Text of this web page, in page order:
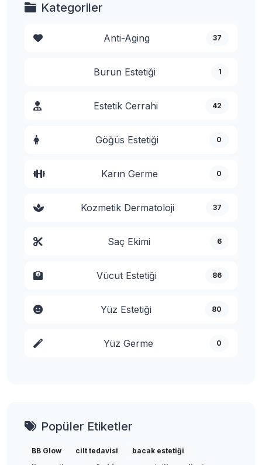
Kategoriler
Anti-Aging 37
Burun Estetiği 1
Estetik Cerrahi 42
Göğüs Estetiği 0
Karın Germe 0
Kozmetik Dermatoloji 37
Saç Ekimi 6
Vücut Estetiği 86
Yüz Estetiği 80
Yüz Germe 0
Popüler Etiketler
BB Glow cilt tedavisi
bacak estetiği